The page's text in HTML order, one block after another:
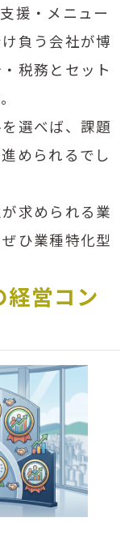
援・メニュー
負う会社が博
税務とセット
選べば、課題
められるでし
求められる業
ひ業種特化型
営コン